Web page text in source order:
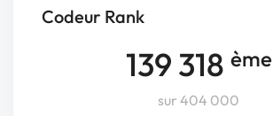
Codeur Rank
139 318 ème
sur 404 000